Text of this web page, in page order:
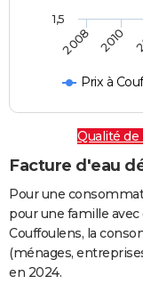
Prix à
2008 2010
1,5
Qualité de
Facture d'eau
Pour une
pour une famille avec
Couffoulens, la
(ménages,
en 2024.